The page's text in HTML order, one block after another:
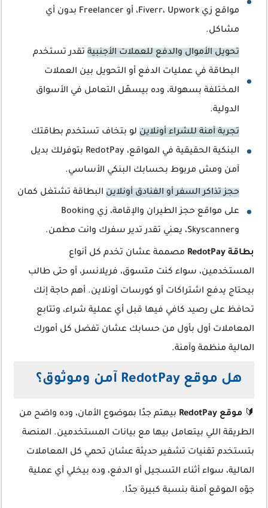
مواقع زي Fiverr، Upwork، أو Freelancer بدون أي
مشاكل.
تحويل الأموال والدفع للعملات الأجنبية تقدر تستخدم
البطاقة في عمليات الدفع أو التحويل بين العملات
المختلفة بسهولة، وده بيسهّل التعامل في الأسواق
الدولية.
تجربة آمنة للشراء أونلاين لو بتخاف تستخدم بطاقتك
البنكية الحقيقية في المواقع، RedotPay بتوفرلك بديل
آمن ومش مربوط بحسابك البنكي الأساسي.
حجز تذاكر السفر أو الفنادق أونلاين البطاقة تشتغل كمان
على مواقع حجز الطيران والإقامة، زي Booking
وSkyscanner، يعني تقدر تدير سفرك وانت مطمن.
بطاقة RedotPay
مصممة عشان تخدم كل أنواع
المستخدمين، سواء كنت متسوق، فريلانسر، أو حتى طالب
بيحتاج يدفع اشتراكات أو كورسات أونلاين. أهم حاجة إنك
تحافظ على رصيد كافي فيها قبل أي عملية شراء، وتتابع
المعاملات أول بأول من حسابك عشان تفضل كل أمورك
المالية منظمة وآمنة.
هل موقع RedotPay آمن وموثوق؟
🔰 موقع RedotPay
بيهتم جدًا بموضوع الأمان، وده واضح من
الطريقة اللي بيتعامل بيها مع بيانات المستخدمين. المنصة
بتستخدم تقنيات تشفير حديثة عشان تحمي كل المعاملات
المالية، سواء أثناء التسجيل أو الدفع، وده بيخلي أي عملية
جوّه الموقع آمنة بنسبة كبيرة جدًا.